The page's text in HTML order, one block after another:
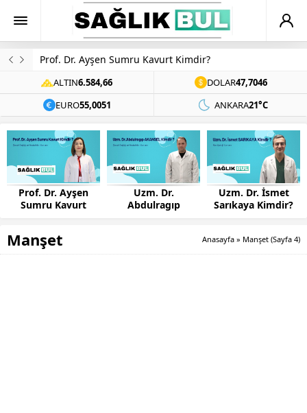
Prof. Dr. Ayşen Sumru Kavurt Kimdir?
ALTIN6.584,66 DOLAR47,7046
EURO55,0051 ANKARA21°C
Prof. Dr. Ayşen
Sumru Kavurt
Uzm. Dr.
Abdulragıp
Uzm. Dr. İsmet
Sarıkaya Kimdir?
Manşet Anasayfa » Manşet (Sayfa 4)